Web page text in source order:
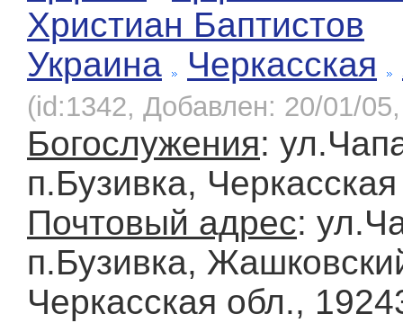
Христиан Баптистов
Украина
Черкасская
(id:1342, Добавлен: 20/01/
Богослужения:
п.Бузивка,
Почтовый адрес:
п.Бузивка,
Черкасская обл.,